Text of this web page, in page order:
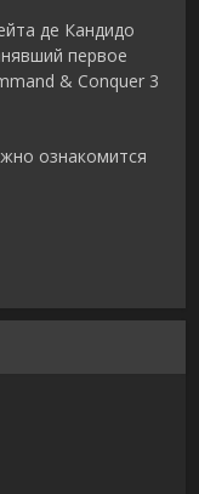
де Кандидо
первое
& Conquer 3
ознакомится